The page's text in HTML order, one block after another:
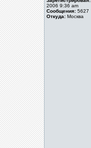
2006 9:36 am
Сообщения: 5627
Откуда: Москва